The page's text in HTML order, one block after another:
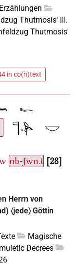
Erzählungen
Thutmosis' III.
Thutmosis'
in co(n)text
nb-Jwn.t 28
Herrn von
Göttin
Magische
Decrees